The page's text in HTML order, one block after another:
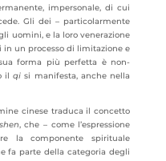
impersonale, di cui
Gli dei – particolarmente
uomini, e la loro venerazione
un processo di limitazione e
forma più perfetta è non-
ilqi si manifesta, anche nella
cinese traduca il concetto
shen, che – come l’espressione
la componente spirituale
fa parte della categoria degli